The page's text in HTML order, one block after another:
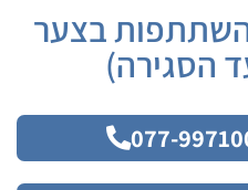
בצער
הסגירה)